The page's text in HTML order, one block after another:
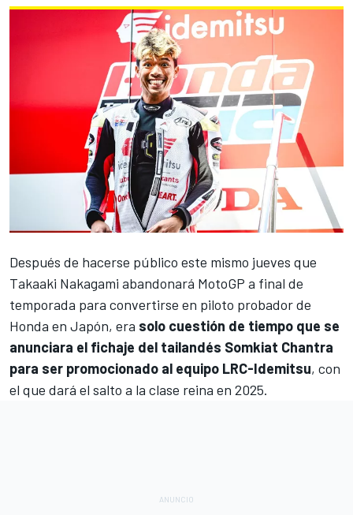
Después de hacerse público este mismo jueves que
Takaaki Nakagami abandonará MotoGP a final de
temporada para convertirse en piloto probador de
Honda en Japón, era solo cuestión de tiempo que se
anunciara el fichaje del tailandés Somkiat Chantra
para ser promocionado al equipo LRC-Idemitsu, con
el que dará el salto a la clase reina en 2025.